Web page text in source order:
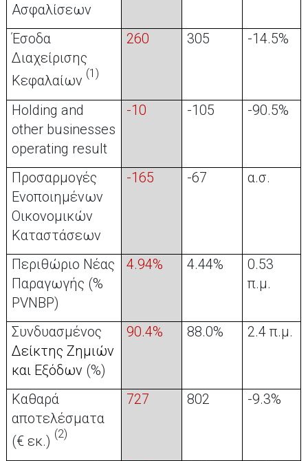
Ασφαλίσεων
Έσοδα
Διαχείρισης
Κεφαλαίων (1)
260 305 -14.5%
Holding and
other businesses
operating result
-10 -105 -90.5%
Προσαρμογές
Ενοποιημένων
Οικονομικών
Καταστάσεων
-165 -67 α.σ.
Περιθώριο Νέας
Παραγωγής (%
PVNBP)
4.94% 4.44%
0.53
π.μ.
Συνδυασμένος
Δείκτης Ζημιών
και Εξόδων (%)
90.4% 88.0% 2.4 π.μ.
Καθαρά
αποτελέσματα
(€ εκ.) (2)
727 802 -9.3%